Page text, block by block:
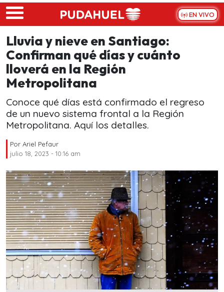
Skip to main content
EN VIVO
Lluvia y nieve en Santiago:
Confirman qué días y cuánto
lloverá en la Región
Metropolitana
Conoce qué días está confirmado el regreso
de un nuevo sistema frontal a la Región
Metropolitana. Aquí los detalles.
Por Ariel Pefaur
julio 18, 2023 - 10:16 am